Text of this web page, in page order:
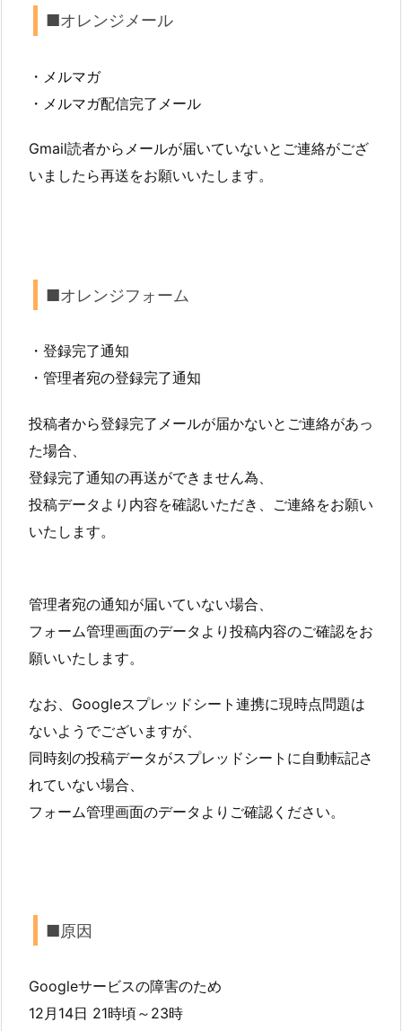
■オレンジメール
・メルマガ
・メルマガ配信完了メール
Gmail読者からメールが届いていないとご連絡がござ
いましたら再送をお願いいたします。
■オレンジフォーム
・登録完了通知
・管理者宛の登録完了通知
投稿者から登録完了メールが届かないとご連絡があっ
た場合、
登録完了通知の再送ができません為、
投稿データより内容を確認いただき、ご連絡をお願い
いたします。
管理者宛の通知が届いていない場合、
フォーム管理画面のデータより投稿内容のご確認をお
願いいたします。
なお、Googleスプレッドシート連携に現時点問題は
ないようでございますが、
同時刻の投稿データがスプレッドシートに自動転記さ
れていない場合、
フォーム管理画面のデータよりご確認ください。
■原因
Googleサービスの障害のため
12月14日 21時頃～23時